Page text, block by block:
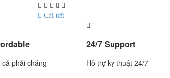
Chi tiết
cả phải chăng
24/7 Support
Hỗ trợ kỹ thuật 24/7